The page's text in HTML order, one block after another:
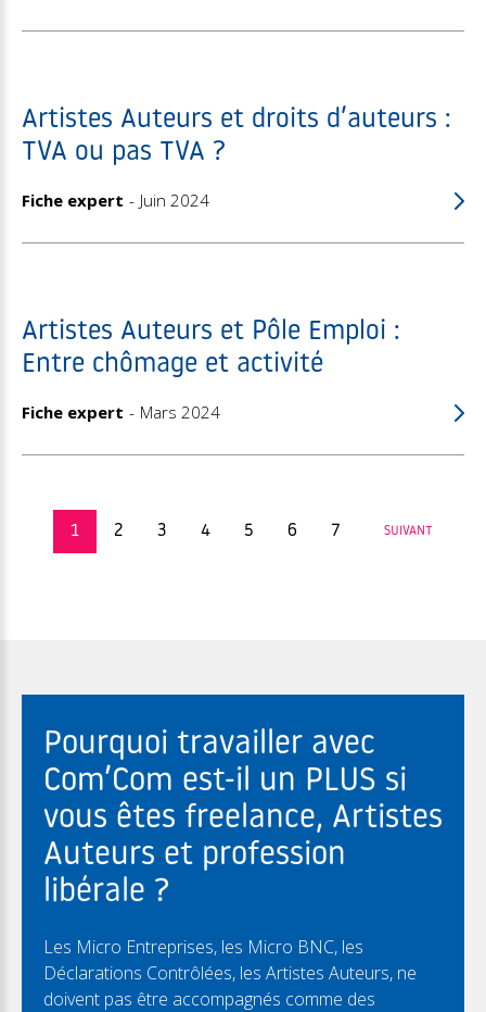
Artistes Auteurs et droits d’auteurs :
TVA ou pas TVA ?
Fiche expert Juin 2024
Artistes Auteurs et Pôle Emploi :
Entre chômage et activité
Fiche expert Mars 2024
1 2 3 4 5 6 7 SUIVANT
Pourquoi travailler avec
Com’Com est-il un PLUS si
vous êtes freelance, Artistes
Auteurs et profession
libérale ?
Les Micro Entreprises, les Micro BNC, les
Déclarations Contrôlées, les Artistes Auteurs, ne
doivent pas être accompagnés comme des